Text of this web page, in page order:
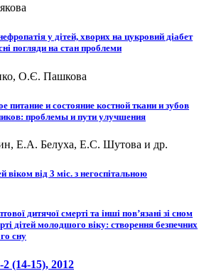
у дітей, хворих на цукровий діабет
погляди на стан проблеми
О.Є. Пашкова
питание и состояние костной ткани и зубов
проблемы и пути улучшения
Е.А. Белуха, Е.С. Шутова и др.
віком від 3 міс. з негоспітальною
дитячої смерті та інші пов’язані зі сном
дітей молодшого віку: створення безпечних
сну
2 (14-15), 2012